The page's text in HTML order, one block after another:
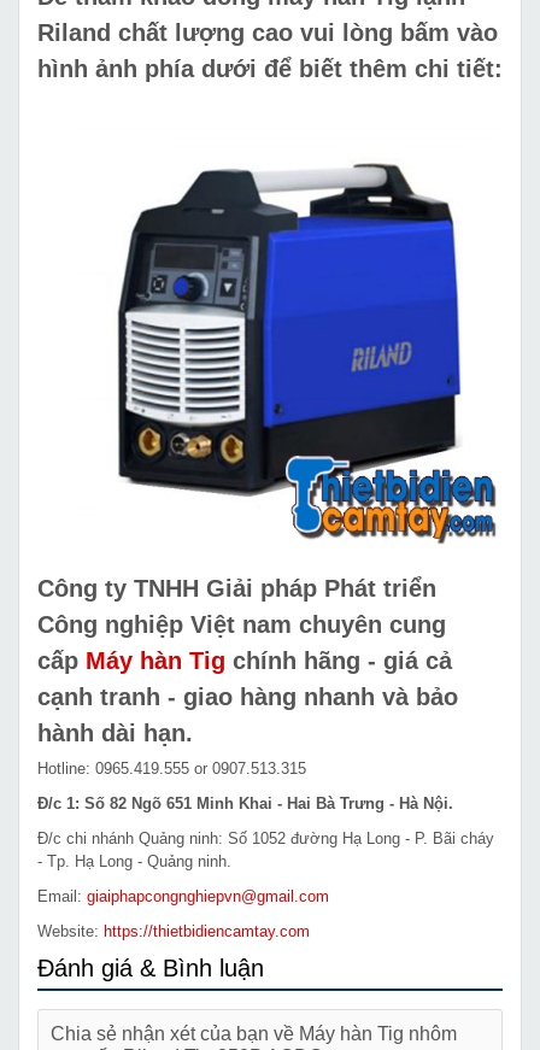
Riland chất lượng cao vui lòng bấm vào
hình ảnh phía dưới để biết thêm chi tiết:
Công ty TNHH Giải pháp Phát triển
Công nghiệp Việt nam chuyên cung
cấp Máy hàn Tig chính hãng - giá cả
cạnh tranh - giao hàng nhanh và bảo
hành dài hạn.
Hotline: 0965.419.555 or 0907.513.315
Đ/c 1: Số 82 Ngõ 651 Minh Khai - Hai Bà Trưng - Hà Nội.
Đ/c chi nhánh Quảng ninh: Số 1052 đường Hạ Long - P. Bãi cháy
- Tp. Hạ Long - Quảng ninh.
Email: giaiphapcongnghiepvn@gmail.com
Website: https://thietbidiencamtay.com
Đánh giá & Bình luận
Chia sẻ nhận xét của bạn về Máy hàn Tig nhôm